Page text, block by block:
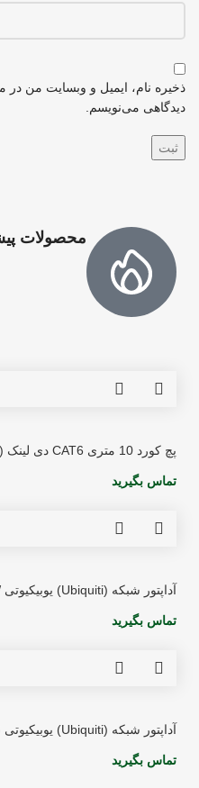
ذخیره نام، ایمیل و وبسایت من در
دیدگاهی می‌نویسم.
محصولات
پچ کورد 10 متری CAT6 دی لینک (D-Link) NCB-C6UGRYR1-10
تماس بگیرید
آداپتور شبکه (Ubiquiti) یوبیکیوتی POE-24-12W
تماس بگیرید
آداپتور شبکه (Ubiquiti) یوبیکیوتی POE-24-12W-G
تماس بگیرید